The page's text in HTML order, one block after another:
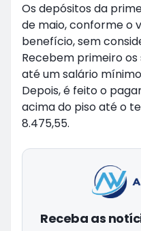
Os depósitos da
de maio, conforme o
benefício, sem
Recebem primeiro
até um salário
Depois, é feito o
acima do piso até o
8.475,55.
Receba as